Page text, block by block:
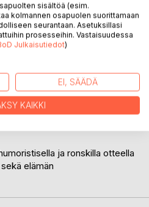
elämään kuin hurrikaani.
raahaa itsensä lenkille
patoumia ja kohtaa
Uusi tuttavuus saa arjen
mutta voiko yksi lenkki
ja ronskilla otteella
elämän
sisältöä (esim.
kolmannen osapuolen suorittamaan
seurantaan. Asetuksillasi
prosesseihin. Vastaisuudessa
Julkaisutiedot)
EI, SÄÄDÄ
KAIKKI